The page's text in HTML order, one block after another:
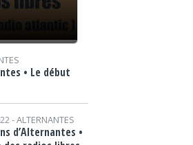
• Le début
-ALTERNANTES
d’Alternantes •